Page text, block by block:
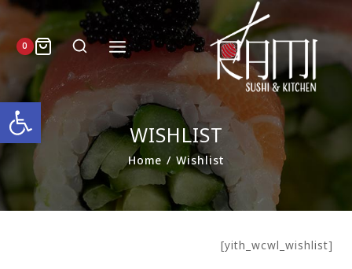
פתח
0
WISHLIST
Home / Wishlist
[yith_wcwl_wishlist]